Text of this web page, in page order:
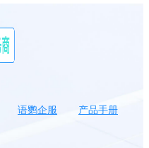
语鹦企服
产品手册